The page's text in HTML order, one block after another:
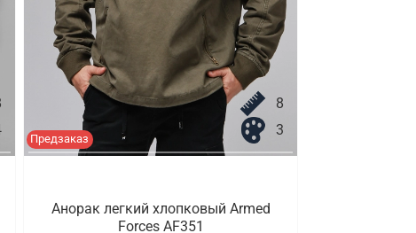
Предзаказ
8
3
Анорак легкий хлопковый Armed
Forces AF351